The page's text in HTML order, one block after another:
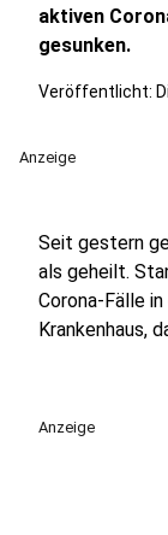
aktiven
gesunken.
Veröffentlicht:
Anzeige
Seit gestern
als geheilt.
Corona-Fälle
Krankenhaus,
Anzeige